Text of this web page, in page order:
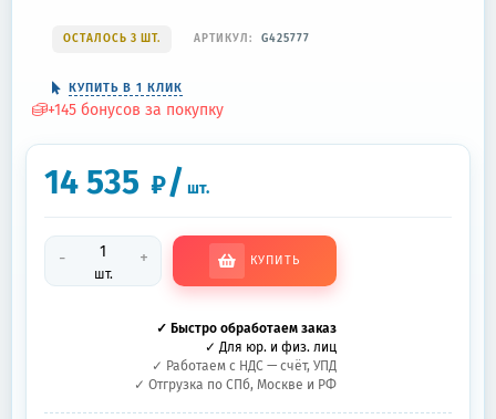
ОСТАЛОСЬ 3 ШТ. АРТИКУЛ: G425777
КУПИТЬ В 1 КЛИК
+145 бонусов за покупку
14 535 ₽/ шт.
-
шт.
+ КУПИТЬ
✓ Быстро обработаем заказ
✓ Для юр. и физ. лиц
✓ Работаем с НДС — счёт, УПД
✓ Отгрузка по СПб, Москве и РФ